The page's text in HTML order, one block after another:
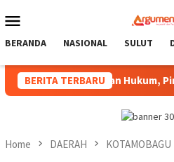
to
Menu
BERANDA NASIONAL SULUT
BERITA TERBARU
Penegakan Hukum, Pimpinan
Home DAERAH KOTAMOBAGU